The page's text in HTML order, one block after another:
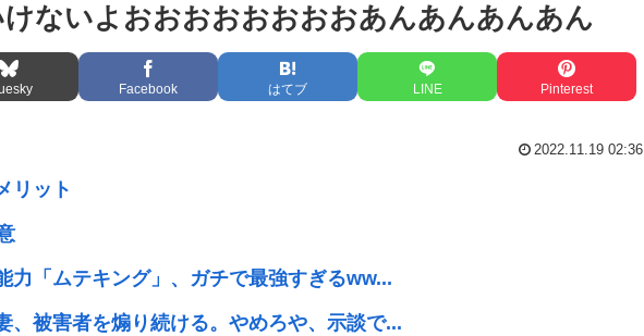
ないよおおおおおおおおあんあんあんあん
Facebook はてブ LINE Pinterest
2022.11.19 02:36
リット
力「ムテキング」、ガチで最強すぎるww...
、被害者を煽り続ける。やめろや、示談で...